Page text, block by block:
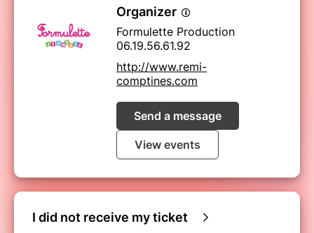
Organizer
Formulette Production
06.19.56.61.92
http://www.remi-
comptines.com
Send a message
View events
I did not receive my ticket